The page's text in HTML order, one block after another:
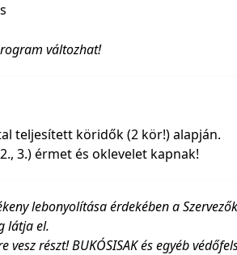
változhat!
teljesített köridők (2 kör!) alapján.
3.) érmet és oklevelet kapnak!
lebonyolítása érdekében a
látja el.
részt! BUKÓSISAK és egyéb